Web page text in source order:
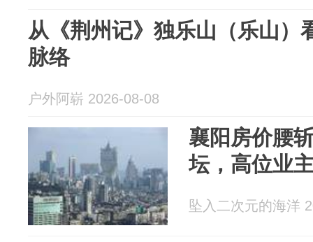
从《荆州记》独乐山（乐山）
脉络
户外阿崭 2026-08-08
襄阳房价腰
坛，高位业
坠入二次元的海洋